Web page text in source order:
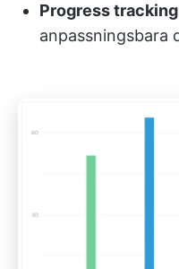
Progress
anpassningsbara